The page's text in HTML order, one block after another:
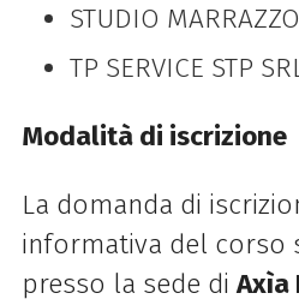
STUDIO
TP SERVICE STP
Modalità di iscrizione
La domanda di
informativa del corso
presso la sede diAxìa